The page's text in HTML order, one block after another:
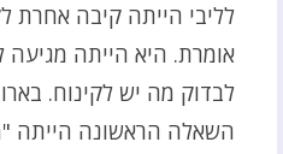
לליבי הייתה קיבה אחרת
אומרת. היא הייתה
לבדוק מה יש לקינוח.
השאלה הראשונה הייתה